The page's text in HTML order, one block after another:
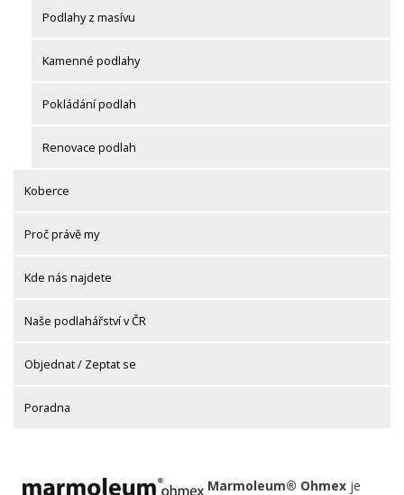
Podlahy z masívu
Kamenné podlahy
Pokládání podlah
Renovace podlah
Koberce
Proč právě my
Kde nás najdete
Naše podlahářství v ČR
Objednat / Zeptat se
Poradna
Marmoleum® Ohmex je